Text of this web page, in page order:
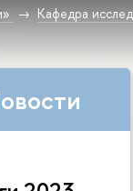
Кафедра